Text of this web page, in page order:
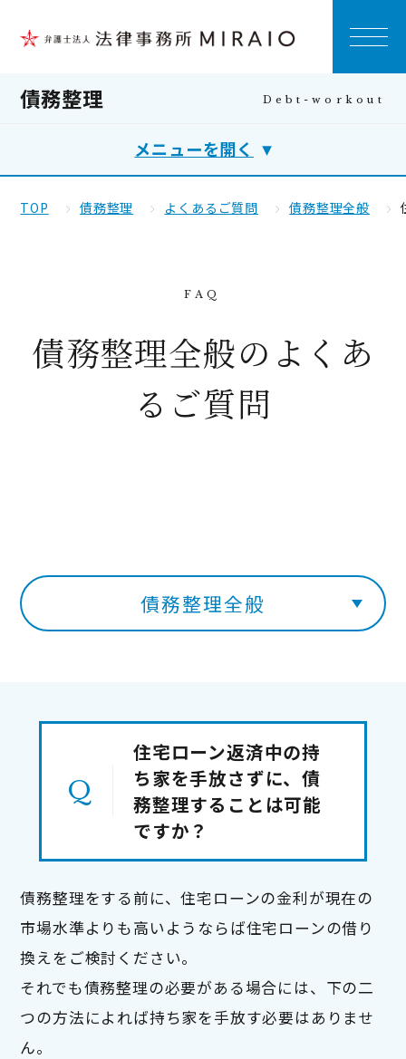
債務整理
メニューを開く
TOP 債務整理 よくあるご質問 債務整理全般
債務整理全般のよくあ
るご質問
債務整理全般
住宅ローン返済中の持
ち家を手放さずに、債
務整理することは可能
ですか？
債務整理をする前に、住宅ローンの金利が現在の
市場水準よりも高いようならば住宅ローンの借り
換えをご検討ください。
それでも債務整理の必要がある場合には、下の二
つの方法によれば持ち家を手放す必要はありませ
ん。